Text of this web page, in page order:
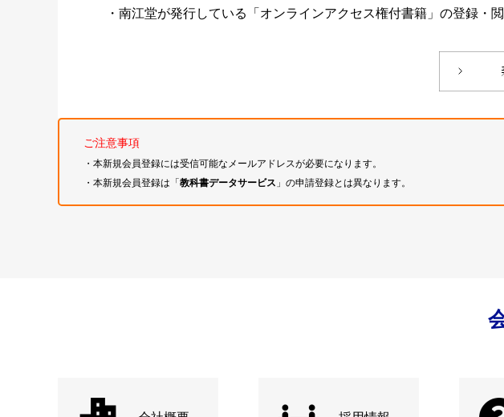
・南江堂が発行している「オンラインアクセス権付書籍」の登録・
ご注意事項
・本新規会員登録には受信可能なメールアドレスが必要になります。
・本新規会員登録は「教科書データサービス 」の申請登録とは異なります。